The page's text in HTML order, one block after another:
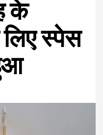
के
स्पेस